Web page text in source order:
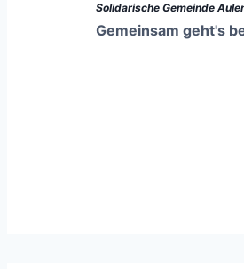
Solidarische Gemeinde
Gemeinsam geht's